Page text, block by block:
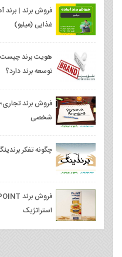
فروش برند | برند
غذایی (میلبو)
هویت برند
توسعه برند دارد؟
فروش برند
شخصی
چگونه تفکر
استراتژیک